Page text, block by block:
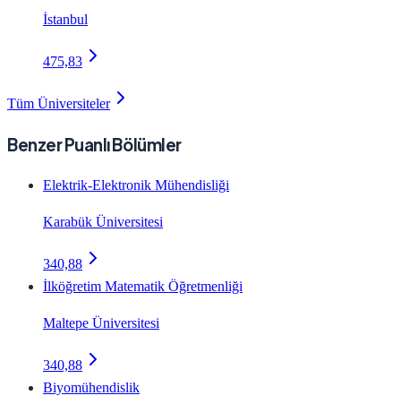
İstanbul
475,83
Tüm Üniversiteler
Benzer Puanlı Bölümler
Elektrik-Elektronik Mühendisliği
Karabük Üniversitesi
340,88
İlköğretim Matematik Öğretmenliği
Maltepe Üniversitesi
340,88
Biyomühendislik